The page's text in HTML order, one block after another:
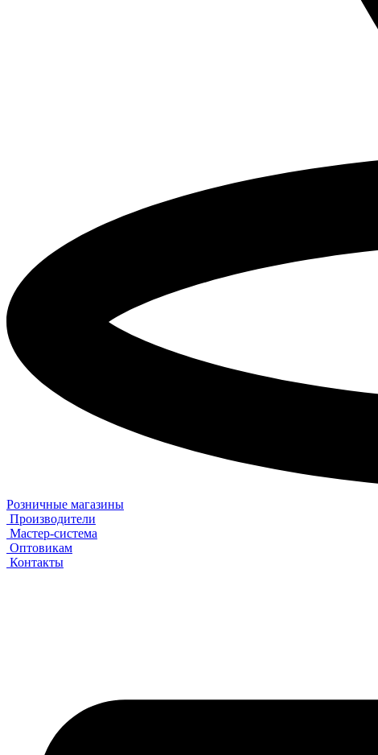
Розничные магазины
Производители
Мастер-система
Оптовикам
Контакты